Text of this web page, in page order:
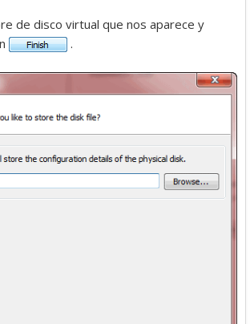
de disco virtual que nos aparece y
.